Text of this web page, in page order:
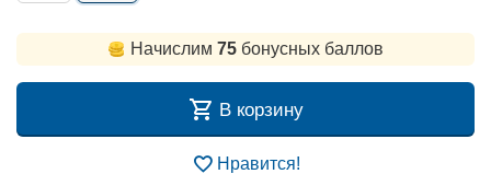
Начислим 75бонусных баллов
В корзину
Нравится!